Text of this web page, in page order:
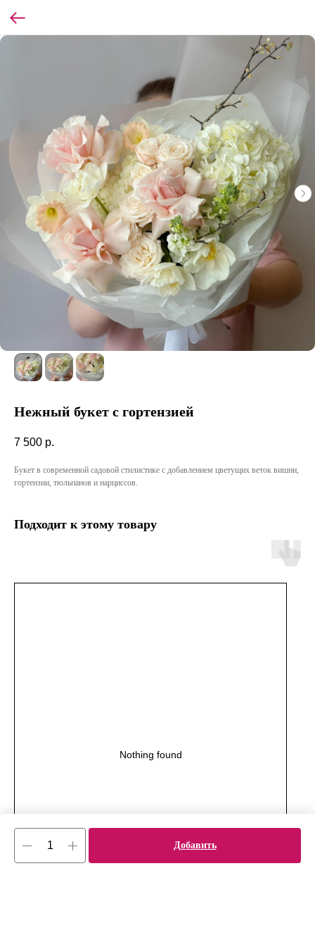
Нежный букет с гортензией
7 500 р.
Добавить
Букет в современной садовой стилистике с добавлением цветущих веток вишни,
гортензии, тюльпанов и нарциссов.
Подходит к этому товару
Nothing found